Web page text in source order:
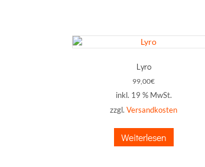
Lyro
99,00€
inkl. 19 % MwSt.
zzgl.Versandkosten
Weiterlesen